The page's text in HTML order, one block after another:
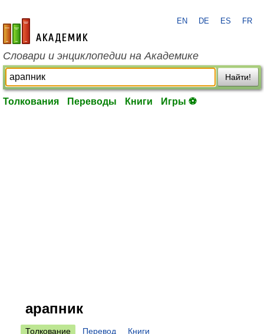
academic.ru
EN DE ES FR
Словари и энциклопедии на Академике
Найти!
Толкования Переводы Книги Игры ⚽
арапник
Толкование Перевод Книги